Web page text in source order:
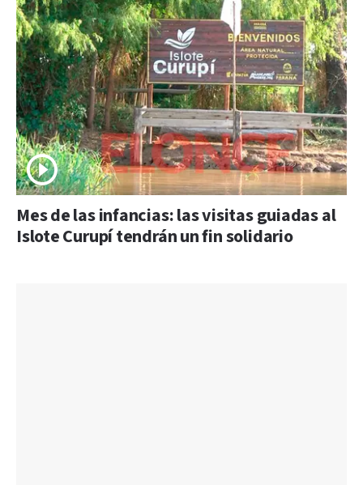
Mes de las infancias: las visitas guiadas al
Islote Curupí tendrán un fin solidario